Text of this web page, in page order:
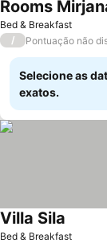
Bed & Breakfast
Rooms
/ Pontuação não
Selecione as
exatos.
Bed & Breakfast
Villa Sila